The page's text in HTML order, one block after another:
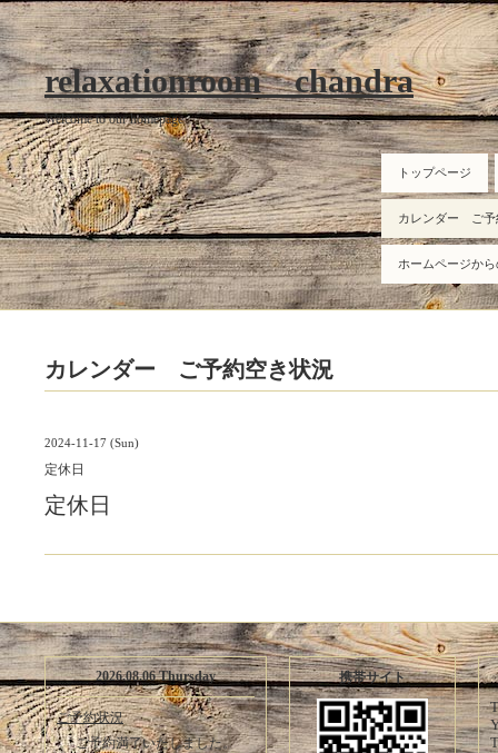
relaxationroom chandra
Welcome to our homepage
トップページ
カレンダー ご予
ホームページか
カレンダー ご予約空き状況
2024-11-17 (Sun)
定休日
定休日
2026.08.06 Thursday
ご予約状況
ご予約満了いたしました。
携帯サイト